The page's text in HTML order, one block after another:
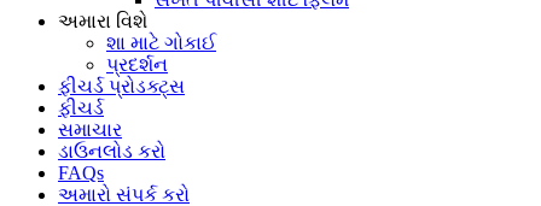
અમારા વિશે
શા માટે ગોકાઈ
પ્રદર્શન
ફીચર્ડ પ્રોડક્ટ્સ
ફીચર્ડ
સમાચાર
ડાઉનલોડ કરો
FAQs
અમારો સંપર્ક કરો